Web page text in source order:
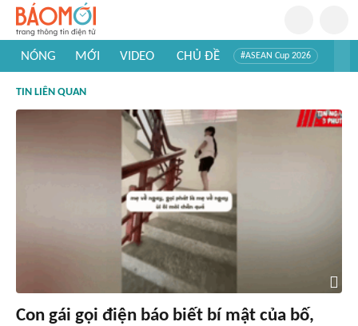
NÓNG MỚI VIDEO CHỦ ĐỀ #ASEAN Cup 2026
#Khám phá thế giới
TIN LIÊN QUAN
Con gái gọi điện báo biết bí mật của bố,